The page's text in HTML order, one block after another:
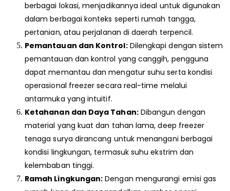
berbagai lokasi, menjadikannya ideal untuk digunakan
dalam berbagai konteks seperti rumah tangga,
pertanian, atau perjalanan di daerah terpencil.
Pemantauan dan Kontrol:Dilengkapi dengan sistem
pemantauan dan kontrol yang canggih, pengguna
dapat memantau dan mengatur suhu serta kondisi
operasional freezer secara real-time melalui
antarmuka yang intuitif.
Ketahanan dan Daya Tahan:Dibangun dengan
material yang kuat dan tahan lama, deep freezer
tenaga surya dirancang untuk menangani berbagai
kondisi lingkungan, termasuk suhu ekstrim dan
kelembaban tinggi.
Ramah Lingkungan: Dengan mengurangi emisi gas